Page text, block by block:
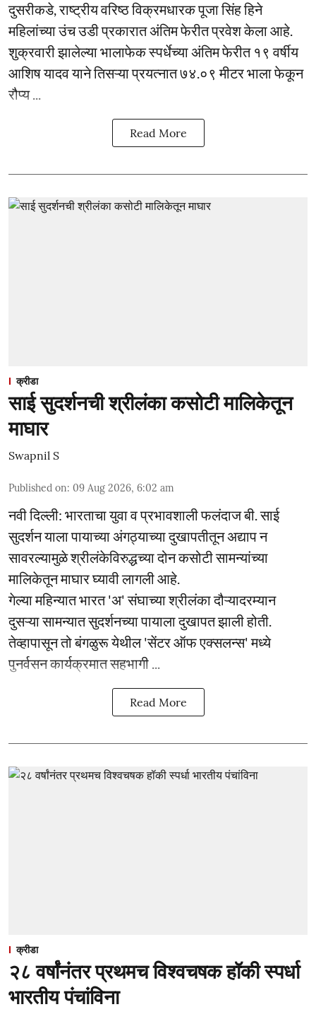
दुसरीकडे, राष्ट्रीय वरिष्ठ विक्रमधारक पूजा सिंह हिने
महिलांच्या उंच उडी प्रकारात अंतिम फेरीत प्रवेश केला आहे.
शुक्रवारी झालेल्या भालाफेक स्पर्धेच्या अंतिम फेरीत १९ वर्षीय
आशिष यादव याने तिसऱ्या प्रयत्नात ७४.०९ मीटर भाला फेकून
रौप्य ...
Read More
क्रीडा
साई सुदर्शनची श्रीलंका कसोटी मालिकेतून
माघार
Swapnil S
Published on: 09 Aug 2026, 6:02 am
नवी दिल्ली: भारताचा युवा व प्रभावशाली फलंदाज बी. साई
सुदर्शन याला पायाच्या अंगठ्याच्या दुखापतीतून अद्याप न
सावरल्यामुळे श्रीलंकेविरुद्धच्या दोन कसोटी सामन्यांच्या
मालिकेतून माघार घ्यावी लागली आहे.
गेल्या महिन्यात भारत 'अ' संघाच्या श्रीलंका दौऱ्यादरम्यान
दुसऱ्या सामन्यात सुदर्शनच्या पायाला दुखापत झाली होती.
तेव्हापासून तो बंगळुरू येथील 'सेंटर ऑफ एक्सलन्स' मध्ये
पुनर्वसन कार्यक्रमात सहभागी ...
Read More
क्रीडा
२८ वर्षांनंतर प्रथमच विश्वचषक हॉकी स्पर्धा
भारतीय पंचांविना